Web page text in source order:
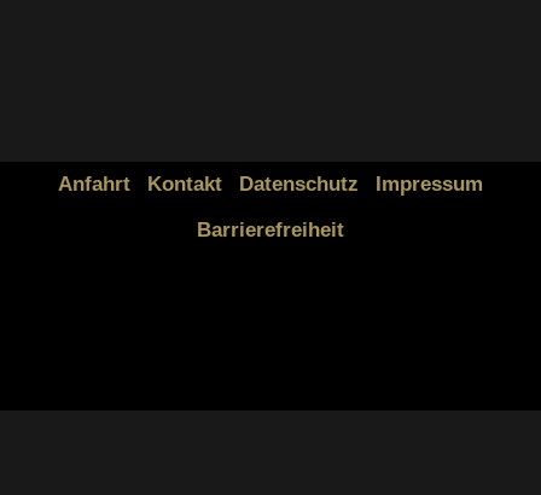
Anfahrt Kontakt Datenschutz
Impressum
Barrierefreiheit